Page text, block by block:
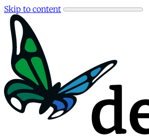
Skip to content